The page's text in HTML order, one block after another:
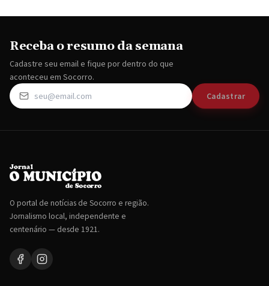
Receba o resumo da semana
Cadastre seu email e fique por dentro do que
aconteceu em Socorro.
Cadastrar
O portal de notícias de Socorro e região.
Jornalismo local, independente e
centenário — desde 1921.